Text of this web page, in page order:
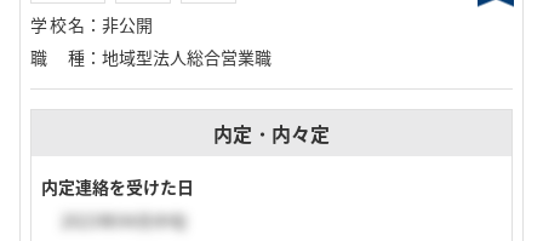
学校名 ： 非公開
職種 ： 地域型法人総合営業職
内定・内々定
内定連絡を受けた日
2023年04月中旬